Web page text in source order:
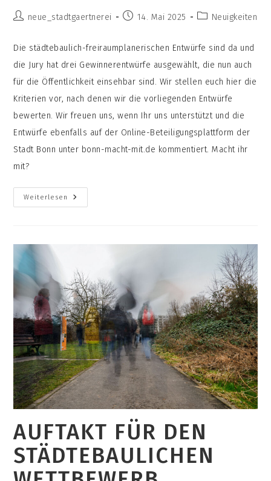
Beitrags-
neue_stadtgaertnerei
Beitrag14. Mai 2025
Beitrags-
Neuigkeiten
Die städtebaulich-freiraumplanerischen Entwürfe sind da und
die Jury hat drei Gewinnerentwürfe ausgewählt, die nun auch
für die Öffentlichkeit einsehbar sind. Wir stellen euch hier die
Kriterien vor, nach denen wir die vorliegenden Entwürfe
bewerten. Wir freuen uns, wenn Ihr uns unterstützt und die
Entwürfe ebenfalls auf der Online-Beteiligungsplattform der
Stadt Bonn unter bonn-macht-mit.de kommentiert. Macht ihr
mit?
Weiterlesen
Unsere
Kriterien
AUFTAKT FÜR DEN
STÄDTEBAULICHEN